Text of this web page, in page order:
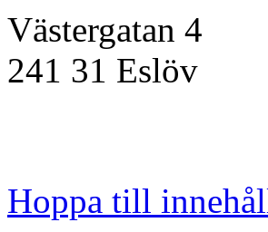
Västergatan 4
241 31 Eslöv
Hoppa till